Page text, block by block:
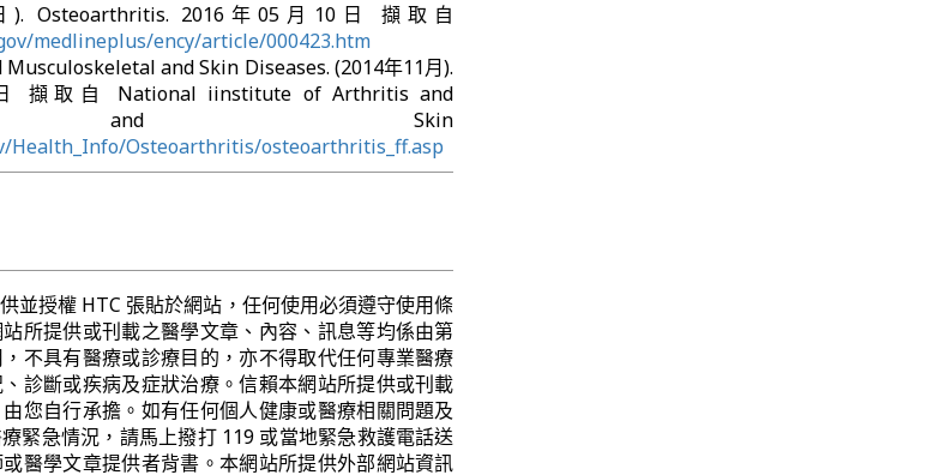
). Osteoarthritis. 2016年05月10日 擷取自
medlineplus/ency/article/000423.htm
and Skin Diseases. (2014年11月).
擷取自 National iinstitute of Arthritis and
and Skin
Health_Info/Osteoarthritis/osteoarthritis_ff.asp
並授權 HTC 張貼於網站，任何使用必須遵守使用條
所提供或刊載之醫學文章、內容、訊息等均係由第
不具有醫療或診療目的，亦不得取代任何專業醫療
診斷或疾病及症狀治療。信賴本網站所提供或刊載
您自行承擔。如有任何個人健康或醫療相關問題及
緊急情況，請馬上撥打 119 或當地緊急救護電話送
醫學文章提供者背書。本網站所提供外部網站資訊